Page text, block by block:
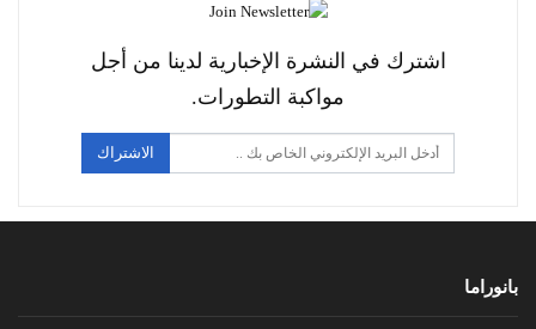
اشترك في النشرة الإخبارية لدينا من أجل
مواكبة التطورات.
الاشتراك
بانوراما